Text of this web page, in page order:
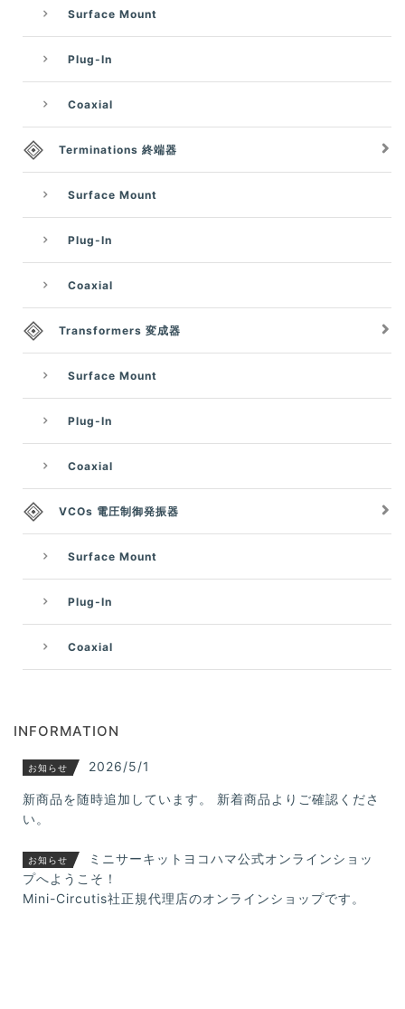
Surface Mount
Plug-In
Coaxial
Terminations 終端器
Surface Mount
Plug-In
Coaxial
Transformers 変成器
Surface Mount
Plug-In
Coaxial
VCOs 電圧制御発振器
Surface Mount
Plug-In
Coaxial
INFORMATION
お知らせ 2026/5/1
新商品を随時追加しています。 新着商品よりご確認くださ
い。
お知らせ
ミニサーキットヨコハマ公式オンラインショッ
プへようこそ！
Mini-Circutis社正規代理店のオンラインショップです。